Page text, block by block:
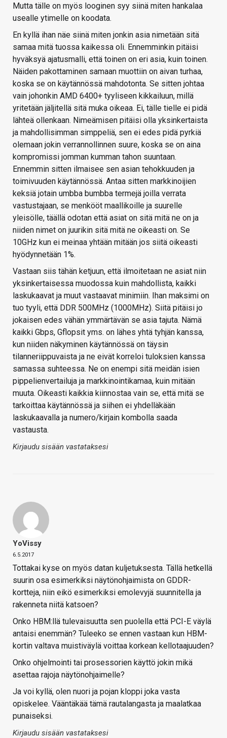
Mutta tälle on myös looginen syy siinä miten hankalaa
usealle ytimelle on koodata.
En kyllä ihan näe siinä miten jonkin asia nimetään sitä
samaa mitä tuossa kaikessa oli. Ennemminkin pitäisi
hyväksyä ajatusmalli, että toinen on eri asia, kuin toinen.
Näiden pakottaminen samaan muottiin on aivan turhaa,
koska se on käytännössä mahdotonta. Se sitten johtaa
vain johonkin AMD 6400+ tyyliseen kikkailuun, millä
yritetään jäljitellä sitä muka oikeaa. Ei, tälle tielle ei pidä
lähteä ollenkaan. Nimeämisen pitäisi olla yksinkertaista
ja mahdollisimman simppeliä, sen ei edes pidä pyrkiä
olemaan jokin verrannollinnen suure, koska se on aina
kompromissi jomman kumman tahon suuntaan.
Ennemmin sitten ilmaisee sen asian tehokkuuden ja
toimivuuden käytännössä. Antaa sitten markkinoijien
keksiä jotain umbba bumbba termejä joilla verrata
vastustajaan, se menkööt maallikoille ja suurelle
yleisölle, täällä odotan että asiat on sitä mitä ne on ja
niiden nimet on juurikin sitä mitä ne oikeasti on. Se
10GHz kun ei meinaa yhtään mitään jos siitä oikeasti
hyödynnetään 1%.
Vastaan siis tähän ketjuun, että ilmoitetaan ne asiat niin
yksinkertaisessa muodossa kuin mahdollista, kaikki
laskukaavat ja muut vastaavat minimiin. Ihan maksimi on
tuo tyyli, että DDR 500MHz (1000MHz). Siitä pitäisi jo
jokaisen edes vähän ymmärtävän se asia tajuta. Nämä
kaikki Gbps, Gflopsit yms. on lähes yhtä tyhjän kanssa,
kun niiden näkyminen käytännössä on täysin
tilanneriippuvaista ja ne eivät korreloi tuloksien kanssa
samassa suhteessa. Ne on enempi sitä meidän isien
pippelienvertailuja ja markkinointikamaa, kuin mitään
muuta. Oikeasti kaikkia kiinnostaa vain se, että mitä se
tarkoittaa käytännössä ja siihen ei yhdelläkään
laskukaavalla ja numero/kirjain kombolla saada
vastausta.
Kirjaudu sisään vastataksesi
YoVissy
6.5.2017
Tottakai kyse on myös datan kuljetuksesta. Tällä hetkellä
suurin osa esimerkiksi näytönohjaimista on GDDR-
kortteja, niin eikö esimerkiksi emolevyjä suunnitella ja
rakenneta niitä katsoen?
Onko HBM:llä tulevaisuutta sen puolella että PCI-E väylä
antaisi enemmän? Tuleeko se ennen vastaan kun HBM-
kortin valtava muistiväylä voittaa korkean kellotaajuuden?
Onko ohjelmointi tai prosessorien käyttö jokin mikä
asettaa rajoja näytönohjaimelle?
Ja voi kyllä, olen nuori ja pojan kloppi joka vasta
opiskelee. Vääntäkää tämä rautalangasta ja maalatkaa
punaiseksi.
Kirjaudu sisään vastataksesi